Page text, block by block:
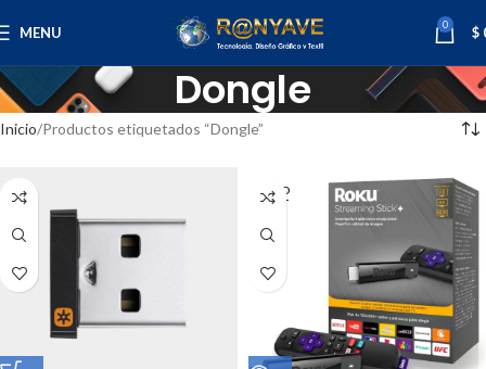
MENU 0 $
Dongle
Inicio Productos etiquetados “Dongle”
SOLD
OUT